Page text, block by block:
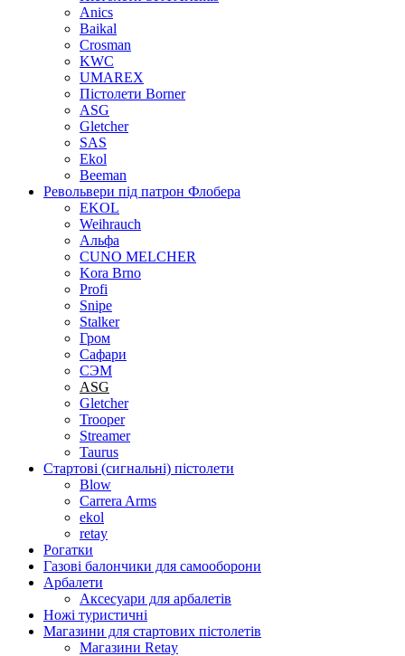
Anics
Baikal
Crosman
KWC
UMAREX
Пістолети Borner
ASG
Gletcher
SAS
Ekol
Beeman
Револьвери під патрон Флобера
EKOL
Weihrauch
Альфа
CUNO MELCHER
Kora Brno
Profi
Snipe
Stalker
Гром
Сафари
СЭМ
ASG
Gletcher
Trooper
Streamer
Taurus
Стартові (сигнальні) пістолети
Blow
Carrera Arms
ekol
retay
Рогатки
Газові балончики для самооборони
Арбалети
Аксесуари для арбалетів
Ножі туристичні
Магазини для стартових пістолетів
Магазини Retay